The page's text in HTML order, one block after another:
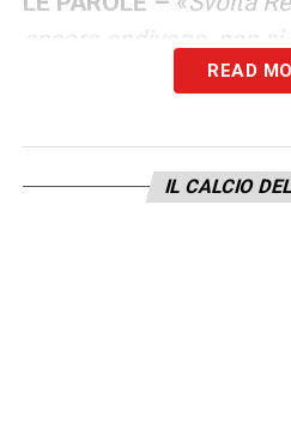
ancora ondivago, non si
Cagliari. Per
ogni caso, neanche
aveva vinto in quella
READ
IL CALCIO